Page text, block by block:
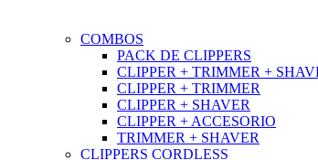
COMBOS
PACK DE CLIPPERS
CLIPPER + TRIMMER +
CLIPPER + TRIMMER
CLIPPER + SHAVER
CLIPPER + ACCESORIO
TRIMMER + SHAVER
CLIPPERS CORDLESS